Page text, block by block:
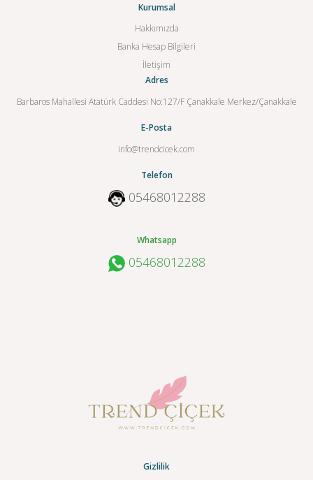
Kurumsal
Hakkımızda
Banka Hesap Bilgileri
İletişim
Adres
Barbaros Mahallesi Atatürk Caddesi No:127/F Çanakkale Merkez/Çanakkale
E-Posta
info@trendcicek.com
Telefon
05468012288
Whatsapp
05468012288
Gizlilik